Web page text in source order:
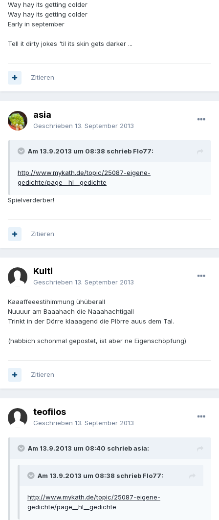
Way hay its getting colder
Way hay its getting colder
Early in september
Tell it dirty jokes 'til its skin gets darker ...
Zitieren
asia
Geschrieben 13. September 2013
Am 13.9.2013 um 08:38 schrieb Flo77:
http://www.mykath.de/topic/25087-eigene-
gedichte/page__hl__gedichte
Spielverderber!
Zitieren
Kulti
Geschrieben 13. September 2013
Kaaaffeeestihimmung ühüberall
Nuuuur am Baaahach die Naaahachtigall
Trinkt in der Dörre klaaagend die Plörre auus dem Tal.
(habbich schonmal gepostet, ist aber ne Eigenschöpfung)
Zitieren
teofilos
Geschrieben 13. September 2013
Am 13.9.2013 um 08:40 schrieb asia:
Am 13.9.2013 um 08:38 schrieb Flo77:
http://www.mykath.de/topic/25087-eigene-
gedichte/page__hl__gedichte